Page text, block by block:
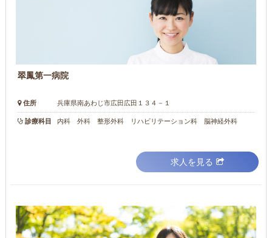
翠鳳第一病院
住所 兵庫県南あわじ市広田広田１３４－１
診療科目 内科 外科 整形外科 リハビリテーション科 脳神経外科
求人を見る